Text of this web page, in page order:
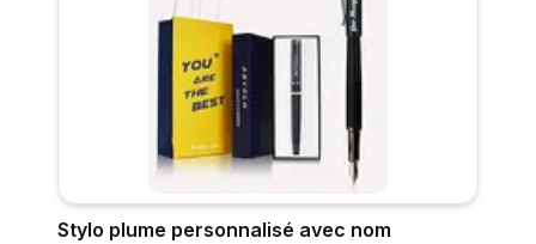
Stylo plume personnalisé avec nom